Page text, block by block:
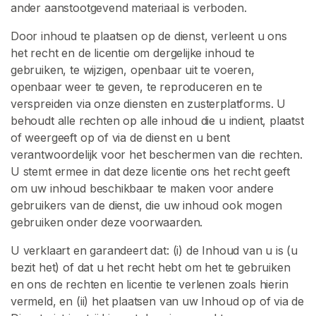
ander aanstootgevend materiaal is verboden.
Door inhoud te plaatsen op de dienst, verleent u ons
het recht en de licentie om dergelijke inhoud te
gebruiken, te wijzigen, openbaar uit te voeren,
openbaar weer te geven, te reproduceren en te
verspreiden via onze diensten en zusterplatforms. U
behoudt alle rechten op alle inhoud die u indient, plaatst
of weergeeft op of via de dienst en u bent
verantwoordelijk voor het beschermen van die rechten.
U stemt ermee in dat deze licentie ons het recht geeft
om uw inhoud beschikbaar te maken voor andere
gebruikers van de dienst, die uw inhoud ook mogen
gebruiken onder deze voorwaarden.
U verklaart en garandeert dat: (i) de Inhoud van u is (u
bezit het) of dat u het recht hebt om het te gebruiken
en ons de rechten en licentie te verlenen zoals hierin
vermeld, en (ii) het plaatsen van uw Inhoud op of via de